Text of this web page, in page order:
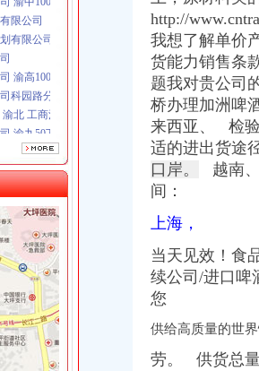
有限公司
渝高100万 （工商注册）
科园路分公司 渝高 （工商注册）
北 工商注册
渝九50万 （进出口权）
10万 （工商注册）
（食品许可证）
公司重庆分公司 渝北 （工商注册）
,点评,加洲红娱乐会所电话,地址-
新闻频道-和讯网
更（执照/地税加-急-广州58同城
,八重洲FTM-350R_途观/途观L论坛_汽车
的会所
http://
我想了解单价
货能力销售条
题我对贵公司
桥办理加洲啤
来西亚、 检验
适的进出货途
口岸。
越南
间：
上海，
当天见效！食
续公司/进口啤
您
供给高质量的世
劳。 供货总